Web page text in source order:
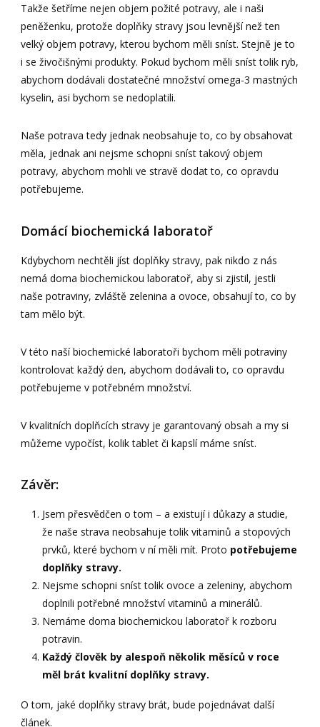
Takže šetříme nejen objem požité potravy, ale i naši
peněženku, protože doplňky stravy jsou levnější než ten
velký objem potravy, kterou bychom měli sníst. Stejně je to
i se živočišnými produkty. Pokud bychom měli sníst tolik ryb,
abychom dodávali dostatečné množství omega-3 mastných
kyselin, asi bychom se nedoplatili.
Naše potrava tedy jednak neobsahuje to, co by obsahovat
měla, jednak ani nejsme schopni sníst takový objem
potravy, abychom mohli ve stravě dodat to, co opravdu
potřebujeme.
Domácí biochemická laboratoř
Kdybychom nechtěli jíst doplňky stravy, pak nikdo z nás
nemá doma biochemickou laboratoř, aby si zjistil, jestli
naše potraviny, zvláště zelenina a ovoce, obsahují to, co by
tam mělo být.
V této naší biochemické laboratoři bychom měli potraviny
kontrolovat každý den, abychom dodávali to, co opravdu
potřebujeme v potřebném množství.
V kvalitních doplňcích stravy je garantovaný obsah a my si
můžeme vypočíst, kolik tablet či kapslí máme sníst.
Závěr:
Jsem přesvědčen o tom – a existují i důkazy a studie,
že naše strava neobsahuje tolik vitaminů a stopových
prvků, které bychom v ní měli mít. Proto potřebujeme
doplňky stravy.
Nejsme schopni sníst tolik ovoce a zeleniny, abychom
doplnili potřebné množství vitaminů a minerálů.
Nemáme doma biochemickou laboratoř k rozboru
potravin.
Každý člověk by alespoň několik měsíců v roce
měl brát kvalitní doplňky stravy.
O tom, jaké doplňky stravy brát, bude pojednávat další
článek.